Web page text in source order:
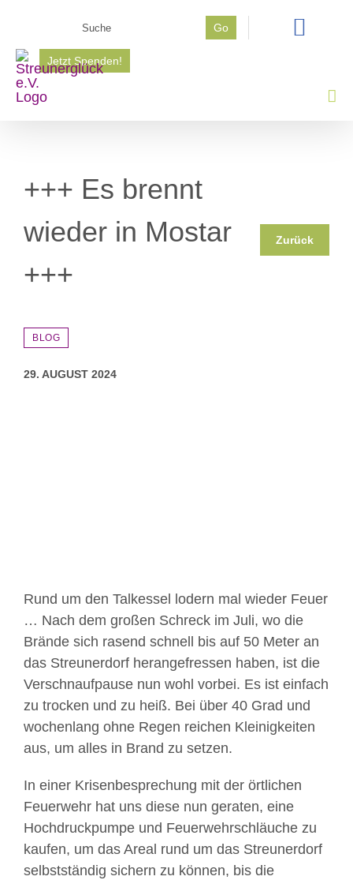
springen
Go
Jetzt Spenden!
+++ Es brennt
wieder in Mostar
+++
Zurück
BLOG
29. AUGUST 2024
Rund um den Talkessel lodern mal wieder Feuer
… Nach dem großen Schreck im Juli, wo die
Brände sich rasend schnell bis auf 50 Meter an
das Streunerdorf herangefressen haben, ist die
Verschnaufpause nun wohl vorbei. Es ist einfach
zu trocken und zu heiß. Bei über 40 Grad und
wochenlang ohne Regen reichen Kleinigkeiten
aus, um alles in Brand zu setzen.
In einer Krisenbesprechung mit der örtlichen
Feuerwehr hat uns diese nun geraten, eine
Hochdruckpumpe und Feuerwehrschläuche zu
kaufen, um das Areal rund um das Streunerdorf
selbstständig sichern zu können, bis die